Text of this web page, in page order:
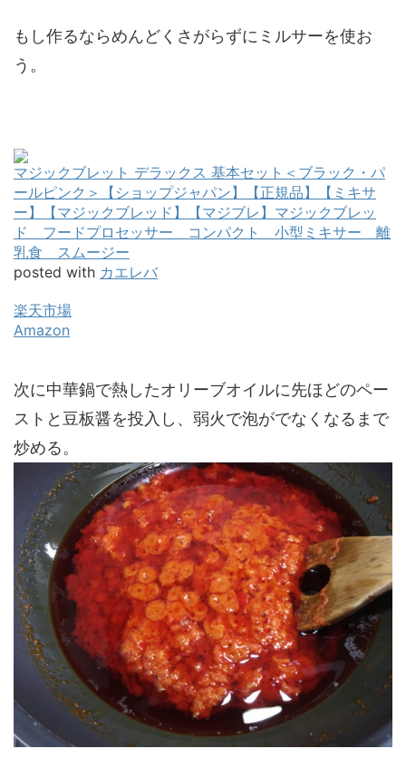
もし作るならめんどくさがらずにミルサーを使お
う。
マジックブレット デラックス 基本セット＜ブラック・パ
ールピンク＞【ショップジャパン】【正規品】【ミキサ
ー】【マジックブレッド】【マジブレ】マジックブレッ
ド フードプロセッサー コンパクト 小型ミキサー 離
乳食 スムージー
posted with カエレバ
楽天市場
Amazon
次に中華鍋で熱したオリーブオイルに先ほどのペー
ストと豆板醤を投入し、弱火で泡がでなくなるまで
炒める。